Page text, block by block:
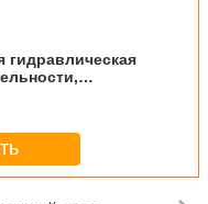
гидравлическая